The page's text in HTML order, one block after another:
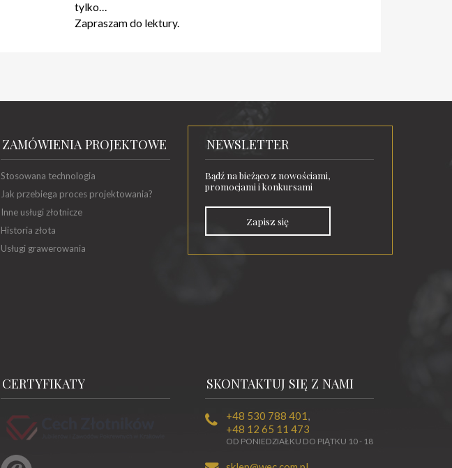
tylko…
Zapraszam do lektury.
ZAMÓWIENIA PROJEKTOWE
Stosowana technologia
Jak przebiega proces projektowania?
Inne usługi złotnicze
Historia złota
Usługi grawerowania
NEWSLETTER
Bądź na bieżąco z nowościami,
promocjami i konkursami
Zapisz się
CERTYFIKATY SKONTAKTUJ SIĘ Z NAMI
+48 530 788 401 ,
+48 12 65 11 473
OD PONIEDZIAŁKU DO PIĄTKU 10 - 18